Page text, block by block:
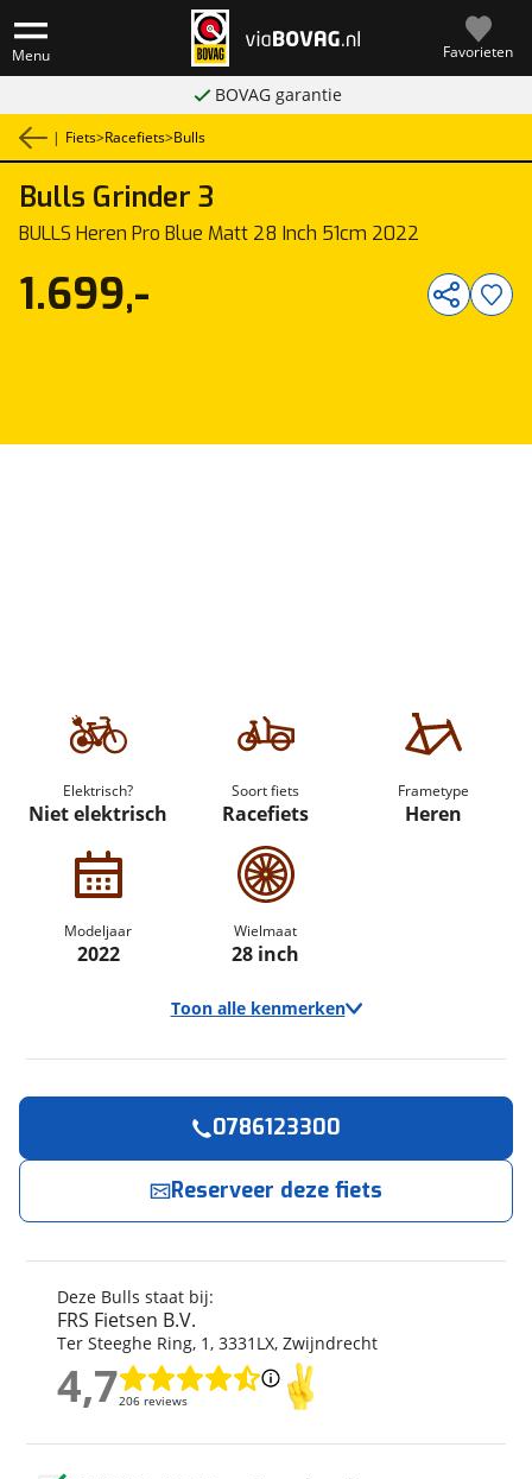
Menu Favorieten
BOVAG garantie
| Fiets>Racefiets>Bulls
Bulls Grinder 3
BULLS Heren Pro Blue Matt 28 Inch 51cm 2022
Elektrisch?
Niet elektrisch
Soort fiets
Racefiets
Frametype
Heren
Modeljaar
2022
Wielmaat
28 inch
Toon alle kenmerken
Bulls
Model
Grinder 3
Frametype
Framehoogte
51 cm
Wielmaat
28 inch
Nieuw of occasion
Nieuw
1.699,-
Deze Bulls staat bij:
FRS Fietsen B.V.
Ter Steeghe Ring, 1, 3331LX, Zwijndrecht
4,7206 reviews
4,7
0786123300
Reserveer deze fiets
nu!
FRS Fietsen B.V. neemt snel contact met je op.
Jouw contactgegevens
Naam
E-mailadres